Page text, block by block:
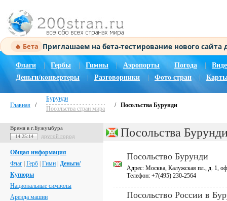
🔥 Бета Приглашаем на бета-тестирование нового
Флаги Гербы Гимны | Аэропорты Погода |
Деньги/конвертеры
Разговорники Фото стран
Главная /
Бурунди
Посольства стран мира
/ Посольства Бурунди
Время в г.Бужумбура
14:25:14 другой город
Общая информация
Флаг Герб Гимн Деньги/
Купюры
Национальные символы
Аренда машин
Посольства
Посольство Бурунди
Адрес: Москва, Калужская пл., д. 1,
Телефон: +7(495) 230-2564
Посольство России в